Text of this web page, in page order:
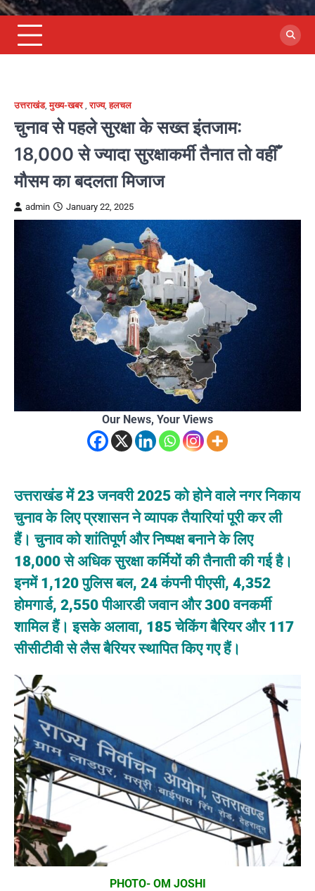
उत्तराखंड,मुख्य-खबर,राज्य,हलचल
चुनाव से पहले सुरक्षा के सख्त इंतजाम:
18,000 से ज्यादा सुरक्षाकर्मी तैनात तो वहीँ
मौसम का बदलता मिजाज
admin January 22, 2025
Our News, Your Views
उत्तराखंड में 23 जनवरी 2025 को होने वाले नगर निकाय
चुनाव के लिए प्रशासन ने व्यापक तैयारियां पूरी कर ली
हैं। चुनाव को शांतिपूर्ण और निष्पक्ष बनाने के लिए
18,000 से अधिक सुरक्षा कर्मियों की तैनाती की गई है।
इनमें 1,120 पुलिस बल, 24 कंपनी पीएसी, 4,352
होमगार्ड, 2,550 पीआरडी जवान और 300 वनकर्मी
शामिल हैं। इसके अलावा, 185 चेकिंग बैरियर और 117
सीसीटीवी से लैस बैरियर स्थापित किए गए हैं।
PHOTO- OM JOSHI